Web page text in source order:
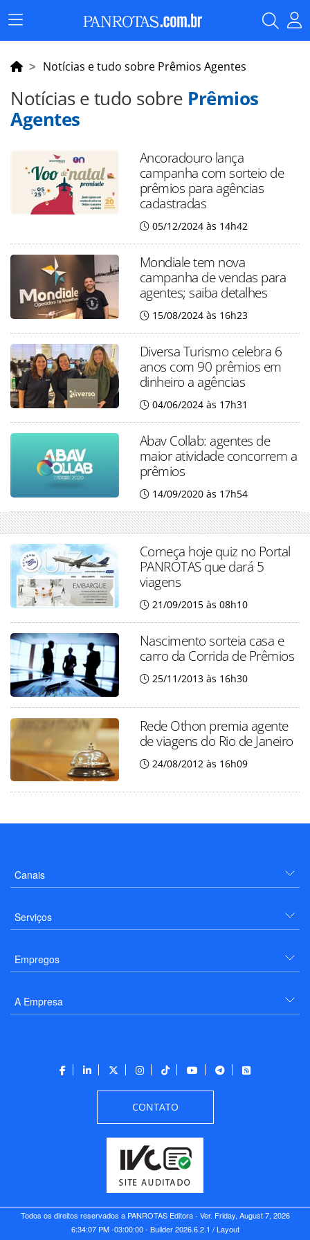
Menu
Principal
Notícias e tudo sobre Prêmios Agentes
Notícias e tudo sobre Prêmios
Agentes
Ancoradouro lança
campanha com sorteio de
prêmios para agências
cadastradas
05/12/2024 às 14h42
Mondiale tem nova
campanha de vendas para
agentes; saiba detalhes
15/08/2024 às 16h23
Diversa Turismo celebra 6
anos com 90 prêmios em
dinheiro a agências
04/06/2024 às 17h31
Abav Collab: agentes de
maior atividade concorrem a
prêmios
14/09/2020 às 17h54
Começa hoje quiz no Portal
PANROTAS que dará 5
viagens
21/09/2015 às 08h10
Nascimento sorteia casa e
carro da Corrida de Prêmios
25/11/2013 às 16h30
Rede Othon premia agente
de viagens do Rio de Janeiro
24/08/2012 às 16h09
Canais
Serviços
Empregos
A Empresa
CONTATO
Todos os direitos reservados a PANROTAS Editora - Ver. Friday, August 7, 2026
6:34:07 PM -03:00:00 - Builder 2026.6.2.1 / Layout